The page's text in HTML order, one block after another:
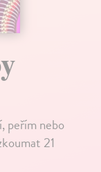
peřím nebo
21